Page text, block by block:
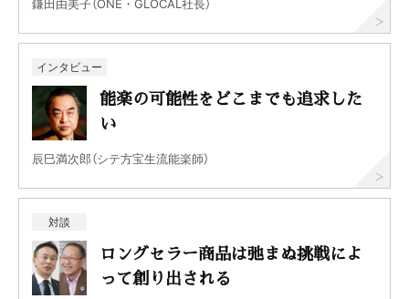
鎌田由美子（ONE・GLOCAL社長）
インタビュー
能楽の可能性をどこまでも追求した
い
辰巳満次郎（シテ方宝生流能楽師）
対談
ロングセラー商品は弛まぬ挑戦によ
って創り出される